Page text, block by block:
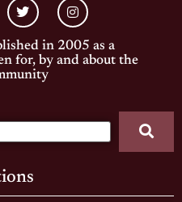
in 2005 as a
for, by and about the